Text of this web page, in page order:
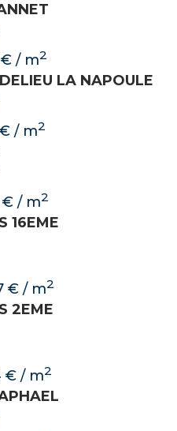
/ m2
LA NAPOULE
/ m2
/ m2
16EME
€ / m2
2EME
€ / m2